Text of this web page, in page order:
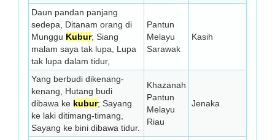
Daun pandan panjang
sedepa, Ditanam orang di
Munggu Kubur; Siang
malam saya tak lupa, Lupa
tak lupa dalam tidur,
Pantun
Melayu
Sarawak
Kasih
Yang berbudi dikenang-
kenang, Hutang budi
dibawa ke kubur; Sayang
ke laki ditimang-timang,
Sayang ke bini dibawa tidur.
Khazanah
Pantun
Melayu
Riau
Jenaka